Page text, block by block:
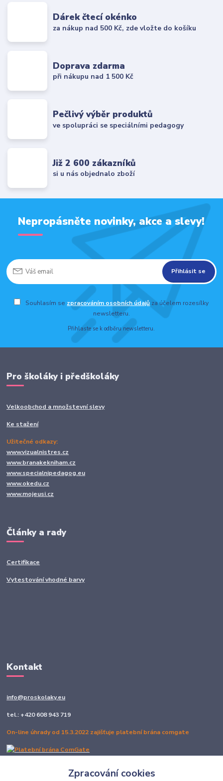
Dárek čtecí okénko
za nákup nad 500 Kč, zde vložte do košíku
Doprava zdarma
při nákupu nad 1 500 Kč
Pečlivý výběr produktů
ve spolupráci se speciálními pedagogy
Již 2 600 zákazníků
si u nás objednalo zboží
Nepropásněte novinky, akce a slevy!
Přihlásit se
Souhlasím se zpracováním osobních údajů za účelem rozesílky
newsletteru.
Přihlaste se k odběru newsletteru.
Pro školáky i předškoláky
Velkoobchod a množstevní slevy
Ke stažení
Užitečné odkazy:
www.vizualnistres.cz
www.branakekniham.cz
www.specialnipedagog.eu
www.okedu.cz
www.mojeusi.cz
Články a rady
Certifikace
Vytestování vhodné barvy
Kontakt
info@proskolaky.eu
tel.: +420 608 943 719
On-line úhrady od 15.3.2022 zajišťuje platební brána comgate
Zpracování cookies